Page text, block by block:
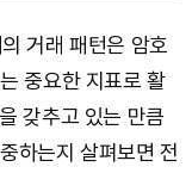
거래 패턴은 암호
중요한 지표로 활
갖추고 있는 만큼
하는지 살펴보면 전